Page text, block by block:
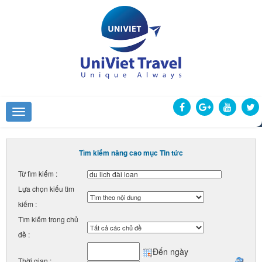
Tìm kiếm nâng cao mục Tin tức
Từ tìm kiếm :
Lựa chọn kiểu tìm
kiếm :
Tìm kiếm trong chủ
đề :
Đến ngày